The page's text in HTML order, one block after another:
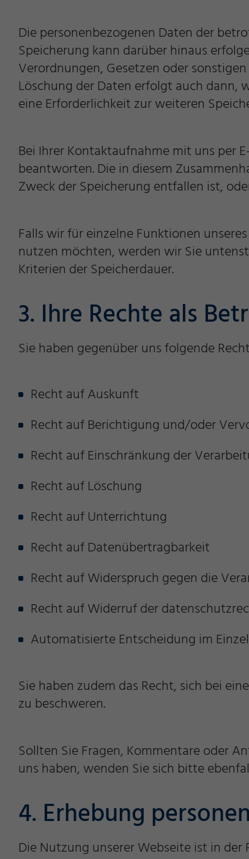
Die personenbezogenen Daten der
Speicherung kann darüber hinaus
Verordnungen, Gesetzen oder
Löschung der Daten erfolgt auch dann,
eine Erforderlichkeit zur weiteren
Bei Ihrer Kontaktaufnahme mit uns per
beantworten. Die in diesem
Zweck der Speicherung entfallen ist,
Falls wir für einzelne Funktionen
nutzen möchten, werden wir Sie
Kriterien der Speicherdauer.
3. Ihre Rechte als
Sie haben gegenüber uns folgende
Recht auf Auskunft
Recht auf Berichtigung und/oder
Recht auf Einschränkung der
Recht auf Löschung
Recht auf Unterrichtung
Recht auf Datenübertragbarkeit
Recht auf Widerspruch gegen die
Recht auf Widerruf der
Automatisierte Entscheidung im
Sie haben zudem das Recht, sich bei
zu beschweren.
Sollten Sie Fragen, Kommentare oder
uns haben, wenden Sie sich bitte
4. Erhebung
Die Nutzung unserer Webseite ist in
Cookie Informationen anzeigen
Cookie Informationen anzeigen
Akzeptieren Speichern